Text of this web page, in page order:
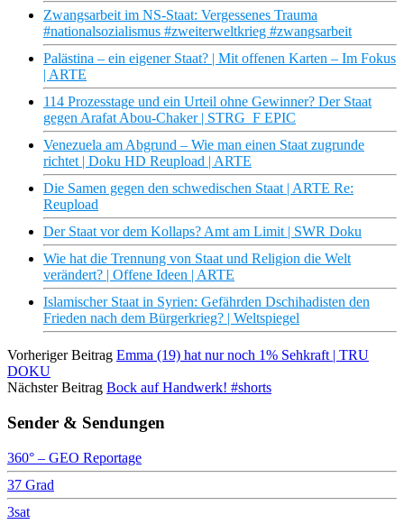
Zwangsarbeit im NS-Staat: Vergessenes Trauma
#nationalsozialismus #zweiterweltkrieg #zwangsarbeit
Palästina – ein eigener Staat? | Mit offenen Karten – Im Fokus
| ARTE
114 Prozesstage und ein Urteil ohne Gewinner? Der Staat
gegen Arafat Abou-Chaker | STRG_F EPIC
Venezuela am Abgrund – Wie man einen Staat zugrunde
richtet | Doku HD Reupload | ARTE
Die Samen gegen den schwedischen Staat | ARTE Re:
Reupload
Der Staat vor dem Kollaps? Amt am Limit | SWR Doku
Wie hat die Trennung von Staat und Religion die Welt
verändert? | Offene Ideen | ARTE
Islamischer Staat in Syrien: Gefährden Dschihadisten den
Frieden nach dem Bürgerkrieg? | Weltspiegel
Vorheriger Beitrag Emma (19) hat nur noch 1% Sehkraft | TRU
DOKU
Nächster Beitrag Bock auf Handwerk! #shorts
Sender & Sendungen
360° – GEO Reportage
37 Grad
3sat